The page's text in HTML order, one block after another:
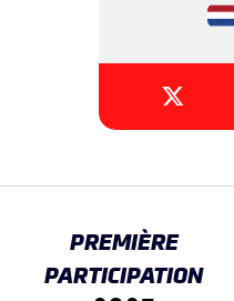
PREMIÈRE
PARTICIPATION